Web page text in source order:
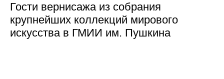
Гости вернисажа из собрания
крупнейших коллекций мирового
искусства в ГМИИ им. Пушкина